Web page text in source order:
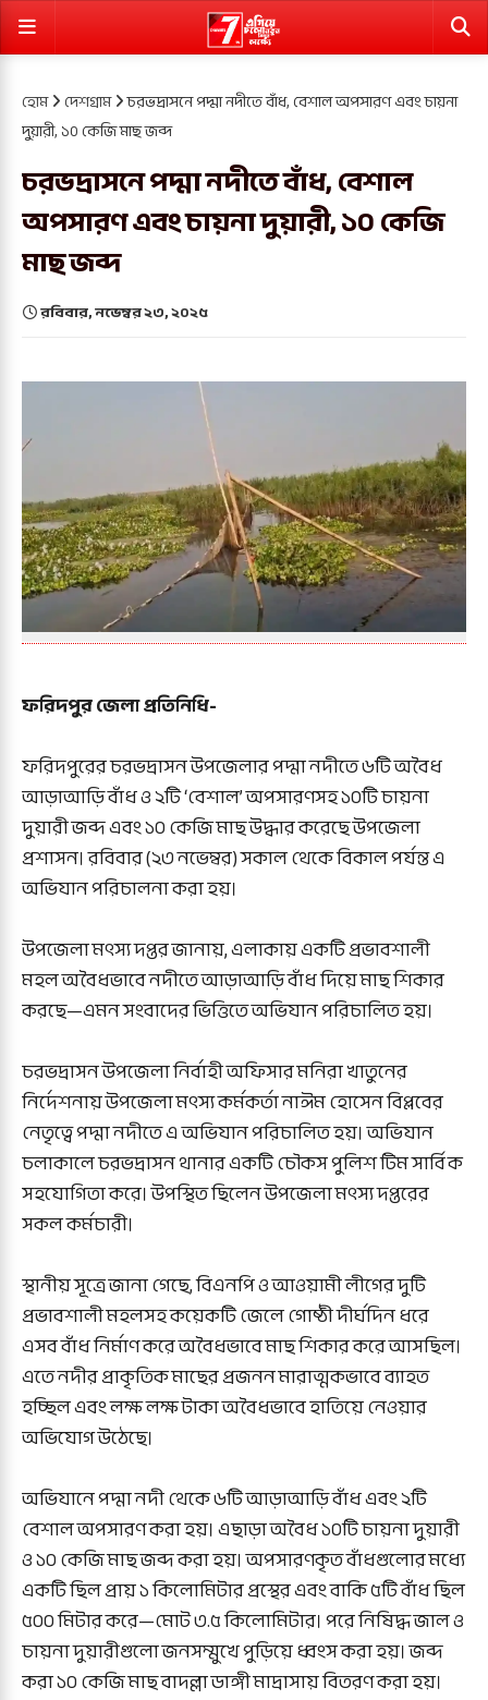
হোম দেশগ্রাম চরভদ্রাসনে পদ্মা নদীতে বাঁধ, বেশাল অপসারণ এবং চায়না
দুয়ারী, ১০ কেজি মাছ জব্দ
চরভদ্রাসনে পদ্মা নদীতে বাঁধ, বেশাল
অপসারণ এবং চায়না দুয়ারী, ১০ কেজি
মাছ জব্দ
রবিবার, নভেম্বর ২৩, ২০২৫
ফরিদপুর জেলা প্রতিনিধি-
ফরিদপুরের চরভদ্রাসন উপজেলার পদ্মা নদীতে ৬টি অবৈধ
আড়াআড়ি বাঁধ ও ২টি ‘বেশাল’ অপসারণসহ ১০টি চায়না
দুয়ারী জব্দ এবং ১০ কেজি মাছ উদ্ধার করেছে উপজেলা
প্রশাসন। রবিবার (২৩ নভেম্বর) সকাল থেকে বিকাল পর্যন্ত এ
অভিযান পরিচালনা করা হয়।
উপজেলা মৎস্য দপ্তর জানায়, এলাকায় একটি প্রভাবশালী
মহল অবৈধভাবে নদীতে আড়াআড়ি বাঁধ দিয়ে মাছ শিকার
করছে—এমন সংবাদের ভিত্তিতে অভিযান পরিচালিত হয়।
চরভদ্রাসন উপজেলা নির্বাহী অফিসার মনিরা খাতুনের
নির্দেশনায় উপজেলা মৎস্য কর্মকর্তা নাঈম হোসেন বিপ্লবের
নেতৃত্বে পদ্মা নদীতে এ অভিযান পরিচালিত হয়। অভিযান
চলাকালে চরভদ্রাসন থানার একটি চৌকস পুলিশ টিম সার্বিক
সহযোগিতা করে। উপস্থিত ছিলেন উপজেলা মৎস্য দপ্তরের
সকল কর্মচারী।
স্থানীয় সূত্রে জানা গেছে, বিএনপি ও আওয়ামী লীগের দুটি
প্রভাবশালী মহলসহ কয়েকটি জেলে গোষ্ঠী দীর্ঘদিন ধরে
এসব বাঁধ নির্মাণ করে অবৈধভাবে মাছ শিকার করে আসছিল।
এতে নদীর প্রাকৃতিক মাছের প্রজনন মারাত্মকভাবে ব্যাহত
হচ্ছিল এবং লক্ষ লক্ষ টাকা অবৈধভাবে হাতিয়ে নেওয়ার
অভিযোগ উঠেছে।
অভিযানে পদ্মা নদী থেকে ৬টি আড়াআড়ি বাঁধ এবং ২টি
বেশাল অপসারণ করা হয়। এছাড়া অবৈধ ১০টি চায়না দুয়ারী
ও ১০ কেজি মাছ জব্দ করা হয়। অপসারণকৃত বাঁধগুলোর মধ্যে
একটি ছিল প্রায় ১ কিলোমিটার প্রস্থের এবং বাকি ৫টি বাঁধ ছিল
৫০০ মিটার করে—মোট ৩.৫ কিলোমিটার। পরে নিষিদ্ধ জাল ও
চায়না দুয়ারীগুলো জনসম্মুখে পুড়িয়ে ধ্বংস করা হয়। জব্দ
করা ১০ কেজি মাছ বাদল্লা ডাঙ্গী মাদ্রাসায় বিতরণ করা হয়।